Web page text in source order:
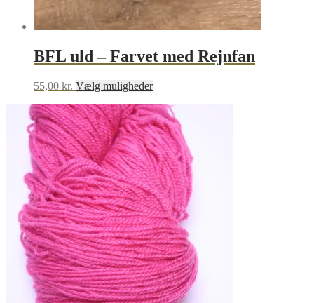
BFL uld – Farvet med Rejnfan
55,00 kr. Vælg mulighederDette
har
flere
varianter.
Mulighederne
kan
vælges
på
varesiden